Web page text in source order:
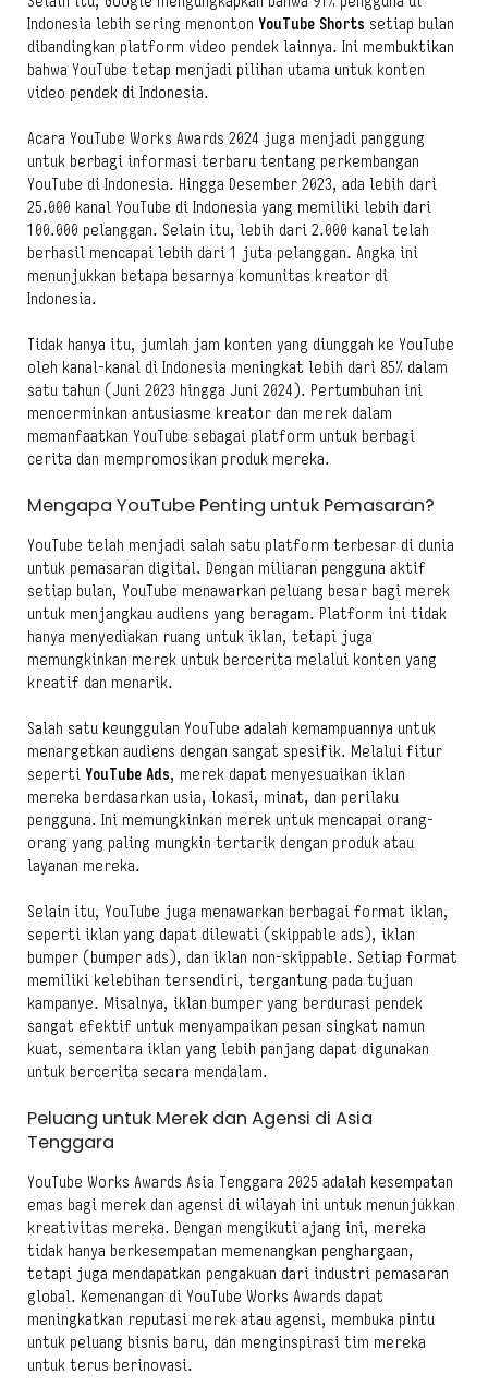
Indonesia lebih sering menonton YouTube Shorts setiap bulan
dibandingkan platform video pendek lainnya. Ini membuktikan
bahwa YouTube tetap menjadi pilihan utama untuk konten
video pendek di Indonesia.
Acara YouTube Works Awards 2024 juga menjadi panggung
untuk berbagi informasi terbaru tentang perkembangan
YouTube di Indonesia. Hingga Desember 2023, ada lebih dari
25.000 kanal YouTube di Indonesia yang memiliki lebih dari
100.000 pelanggan. Selain itu, lebih dari 2.000 kanal telah
berhasil mencapai lebih dari 1 juta pelanggan. Angka ini
menunjukkan betapa besarnya komunitas kreator di
Indonesia.
Tidak hanya itu, jumlah jam konten yang diunggah ke YouTube
oleh kanal-kanal di Indonesia meningkat lebih dari 85% dalam
satu tahun (Juni 2023 hingga Juni 2024). Pertumbuhan ini
mencerminkan antusiasme kreator dan merek dalam
memanfaatkan YouTube sebagai platform untuk berbagi
cerita dan mempromosikan produk mereka.
Mengapa YouTube Penting untuk Pemasaran?
YouTube telah menjadi salah satu platform terbesar di dunia
untuk pemasaran digital. Dengan miliaran pengguna aktif
setiap bulan, YouTube menawarkan peluang besar bagi merek
untuk menjangkau audiens yang beragam. Platform ini tidak
hanya menyediakan ruang untuk iklan, tetapi juga
memungkinkan merek untuk bercerita melalui konten yang
kreatif dan menarik.
Salah satu keunggulan YouTube adalah kemampuannya untuk
menargetkan audiens dengan sangat spesifik. Melalui fitur
seperti YouTube Ads, merek dapat menyesuaikan iklan
mereka berdasarkan usia, lokasi, minat, dan perilaku
pengguna. Ini memungkinkan merek untuk mencapai orang-
orang yang paling mungkin tertarik dengan produk atau
layanan mereka.
Selain itu, YouTube juga menawarkan berbagai format iklan,
seperti iklan yang dapat dilewati (skippable ads), iklan
bumper (bumper ads), dan iklan non-skippable. Setiap format
memiliki kelebihan tersendiri, tergantung pada tujuan
kampanye. Misalnya, iklan bumper yang berdurasi pendek
sangat efektif untuk menyampaikan pesan singkat namun
kuat, sementara iklan yang lebih panjang dapat digunakan
untuk bercerita secara mendalam.
Peluang untuk Merek dan Agensi di Asia
Tenggara
YouTube Works Awards Asia Tenggara 2025 adalah kesempatan
emas bagi merek dan agensi di wilayah ini untuk menunjukkan
kreativitas mereka. Dengan mengikuti ajang ini, mereka
tidak hanya berkesempatan memenangkan penghargaan,
tetapi juga mendapatkan pengakuan dari industri pemasaran
global. Kemenangan di YouTube Works Awards dapat
meningkatkan reputasi merek atau agensi, membuka pintu
untuk peluang bisnis baru, dan menginspirasi tim mereka
untuk terus berinovasi.